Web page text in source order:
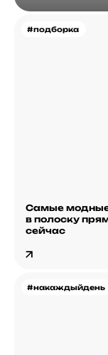
#подборка
Самые
в полоску
сейчас
#накаждыйдень